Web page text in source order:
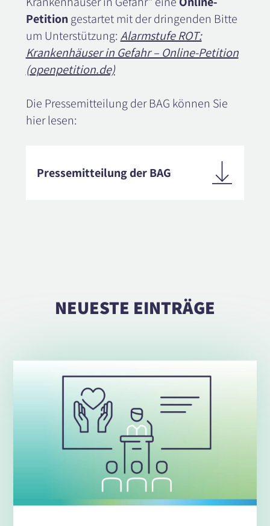
Petitiongestartet mitder dringenden Bitte
um Unterstützung: Alarmstufe ROT:
Krankenhäuser in Gefahr – Online-Petition
(openpetition.de)
Die Pressemitteilung der BAG können Sie
hier lesen:
Pressemitteilung der BAG
NEUESTE EINTRÄGE